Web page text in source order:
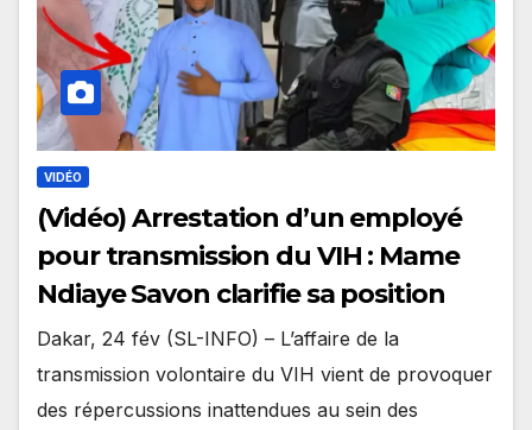
VIDÉO
(Vidéo) Arrestation d’un employé
pour transmission du VIH : Mame
Ndiaye Savon clarifie sa position
Dakar, 24 fév (SL-INFO) – L’affaire de la
transmission volontaire du VIH vient de provoquer
des répercussions inattendues au sein des